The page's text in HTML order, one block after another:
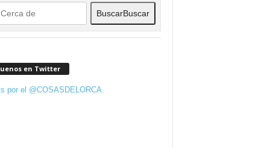
BuscarBuscar
en Twitter
por el @COSASDELORCA.